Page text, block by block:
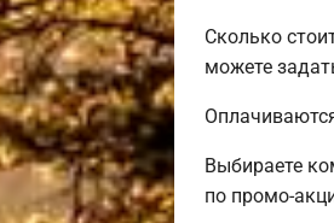
Сколько
можете
Выбираете
по промо-